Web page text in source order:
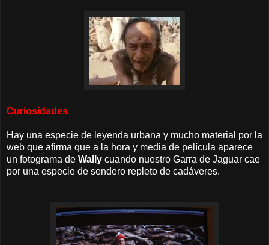
Curiosidades
Hay una especie de leyenda urbana y mucho material por la
web que afirma que a la hora y media de película aparece
un fotograma de Wally cuando nuestro Garra de Jaguar cae
por una especie de sendero repleto de cadáveres.